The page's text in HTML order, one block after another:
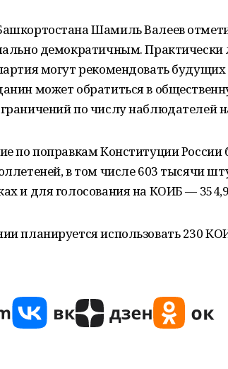
Шамиль Валеев
демократичным. Практически
могут рекомендовать будущих
может обратиться в
по числу наблюдателей
по поправкам Конституции России
в том числе 603 тысячи
и для голосования на КОИБ —
планируется использовать 230